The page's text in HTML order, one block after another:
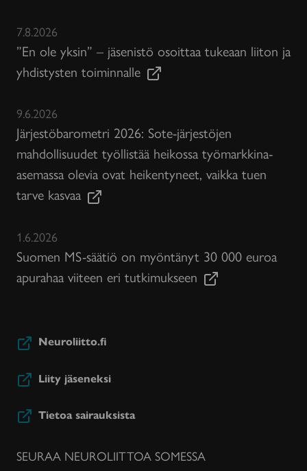
7.8.2026
”En ole yksin” – jäsenistö osoittaa tukeaan liiton ja
yhdistysten toiminnalle
9.6.2026
Järjestöbarometri 2026: Sote-järjestöjen
mahdollisuudet työllistää heikossa työmarkkina-
asemassa olevia ovat heikentyneet, vaikka tuen
tarve kasvaa
1.6.2026
Suomen MS-säätiö on myöntänyt 30 000 euroa
apurahaa viiteen eri tutkimukseen
Neuroliitto.fi
Liity jäseneksi
Tietoa sairauksista
SEURAA NEUROLIITTOA SOMESSA